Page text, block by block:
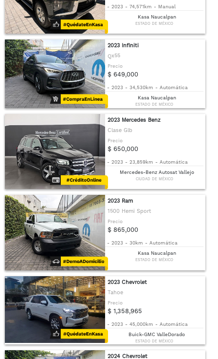
- 2023 - 74,571km - Manual
Kasa Naucalpan
ESTADO DE MÉXICO
2023 Infiniti
Qx55
Precio
$ 649,000
- 2023 - 34,530km - Automática
Kasa Naucalpan
ESTADO DE MÉXICO
2023 Mercedes Benz
Clase Glb
Precio
$ 650,000
- 2023 - 23,859km - Automática
Mercedes-Benz Autosat Vallejo
CIUDAD DE MÉXICO
2023 Ram
1500 Hemi Sport
Precio
$ 865,000
- 2023 - 30km - Automática
Kasa Naucalpan
ESTADO DE MÉXICO
2023 Chevrolet
Tahoe
Precio
$ 1,358,965
- 2023 - 45,000km - Automática
Buick-GMC ValleDorado
ESTADO DE MÉXICO
2024 Chevrolet